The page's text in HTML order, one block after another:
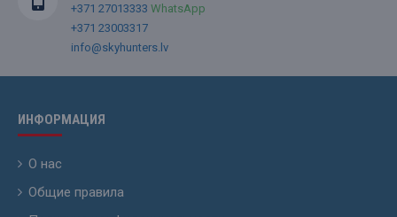
+371 27013333 WhatsApp
+371 23003317
info@skyhunters.lv
ИНФОРМАЦИЯ
О нас
Общие правила